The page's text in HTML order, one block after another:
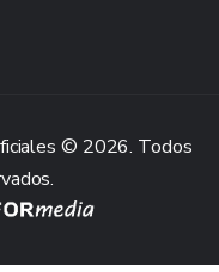
© 2026. Todos